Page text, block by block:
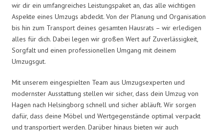
wir dir ein umfangreiches Leistungspaket an, das alle wichtigen
Aspekte eines Umzugs abdeckt. Von der Planung und Organisation
bis hin zum Transport deines gesamten Hausrats – wir erledigen
alles für dich. Dabei legen wir großen Wert auf Zuverlässigkeit,
Sorgfalt und einen professionellen Umgang mit deinem
Umzugsgut.
Mit unserem eingespielten Team aus Umzugsexperten und
modernster Ausstattung stellen wir sicher, dass dein Umzug von
Hagen nach Helsingborg schnell und sicher abläuft. Wir sorgen
dafür, dass deine Möbel und Wertgegenstände optimal verpackt
und transportiert werden. Darüber hinaus bieten wir auch